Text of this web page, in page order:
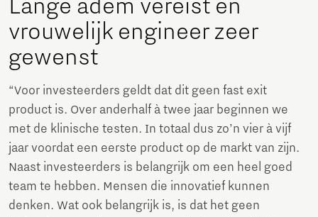
Lange adem vereist en
vrouwelijk engineer zeer
gewenst
“Voor investeerders geldt dat dit geen fast exit
product is. Over anderhalf à twee jaar beginnen we
met de klinische testen. In totaal dus zo’n vier à vijf
jaar voordat een eerste product op de markt van zijn.
Naast investeerders is belangrijk om een heel goed
team te hebben. Mensen die innovatief kunnen
denken. Wat ook belangrijk is, is dat het geen